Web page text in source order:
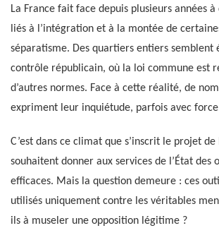
La France fait face depuis plusieurs années
liés à l’intégration et à la montée de
séparatisme. Des quartiers entiers semblent
contrôle républicain, où la loi commune est
d’autres normes. Face à cette réalité, de
expriment leur inquiétude, parfois avec
C’est dans ce climat que s’inscrit le projet
souhaitent donner aux services de l’État des
efficaces. Mais la question demeure : ces
utilisés uniquement contre les véritables
ils à museler une opposition légitime ?